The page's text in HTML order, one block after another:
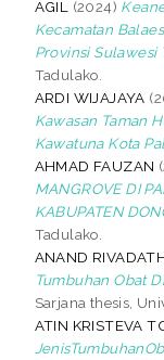
AGIL (2024)
Kecamatan
Provinsi Sulawesi
Tadulako.
ARDI WIJAJAYA
Kawasan Taman
Kawatuna Kota
AHMAD FAUZAN
MANGROVE DI
KABUPATEN
Tadulako.
ANAND
Tumbuhan Obat
Sarjana thesis,
ATIN KRISTEVA